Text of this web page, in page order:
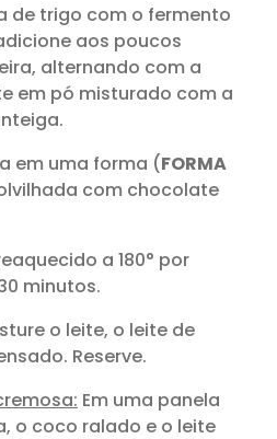
de trigo com o fermento
aos poucos
alternando com a
em pó misturado com a
em uma forma (FORMA
com chocolate
a 180° por
minutos.
o leite, o leite de
Reserve.
Em uma panela
o coco ralado e o leite